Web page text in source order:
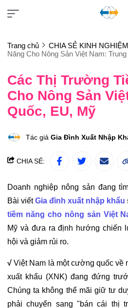
Trang chủ CHIA SẺ KINH NGHIỆM
Năng Cho Nông Sản Việt Nam:
Các Thị Trường
Cho Nông Sản
Quốc, EU, Mỹ
Tác giả Gia Đình Xuất Nhập
CHIA SẺ:
Doanh nghiệp nông sản đang
Bài viếtGia đình xuất nhập khẩu
tiềm năng cho nông sản Việt
Mỹ và đưa ra định hướng chiến
hội và giảm rủi ro.
√Việt Nam là một cường quốc về
xuất khẩu (XNK) đang đứng
Chúng ta không thể mãi giữ tư
phải chuyển sang "bán cái thị